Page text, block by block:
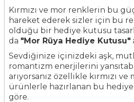
Kırmızı ve mor renklerin bu
hareket ederek sizler için bu
olduğu bir hediye kutusu
da "Mor Rüya Hediye Kutusu"
Sevdiğinize içinizdeki aşk,
romantizm enerjilerini
arıyorsanız özellikle kırmızı
ürünlerle hazırlanan bu
göre.